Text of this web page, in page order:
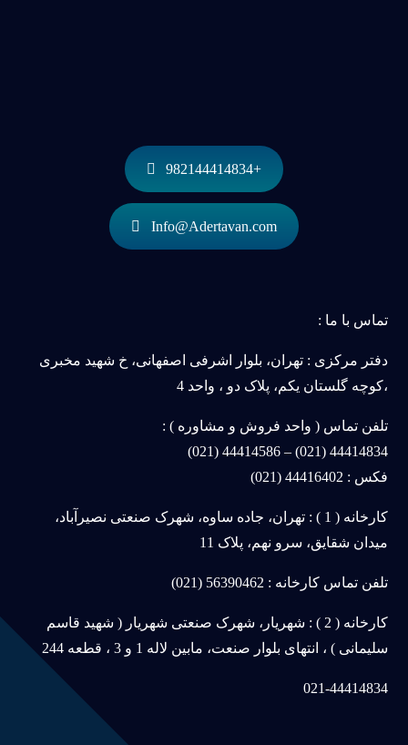
+982144414834
Info@Adertavan.com
تماس با ما :
دفتر مرکزی : تهران، بلوار اشرفی اصفهانی، خ شهید مخبری
،کوچه گلستان یکم، پلاک دو ، واحد 4
تلفن تماس ( واحد فروش و مشاوره ) :
44414834 (021) – 44414586 (021)
فکس : 44416402 (021)
کارخانه ( 1 ) : تهران، جاده ساوه، شهرک صنعتی نصیرآباد،
میدان شقایق، سرو نهم، پلاک 11
تلفن تماس کارخانه : 56390462 (021)
کارخانه ( 2 ) : شهریار، شهرک صنعتی شهریار ( شهید قاسم
سلیمانی ) ، انتهای بلوار صنعت، مابین لاله 1 و 3 ، قطعه 244
021-44414834